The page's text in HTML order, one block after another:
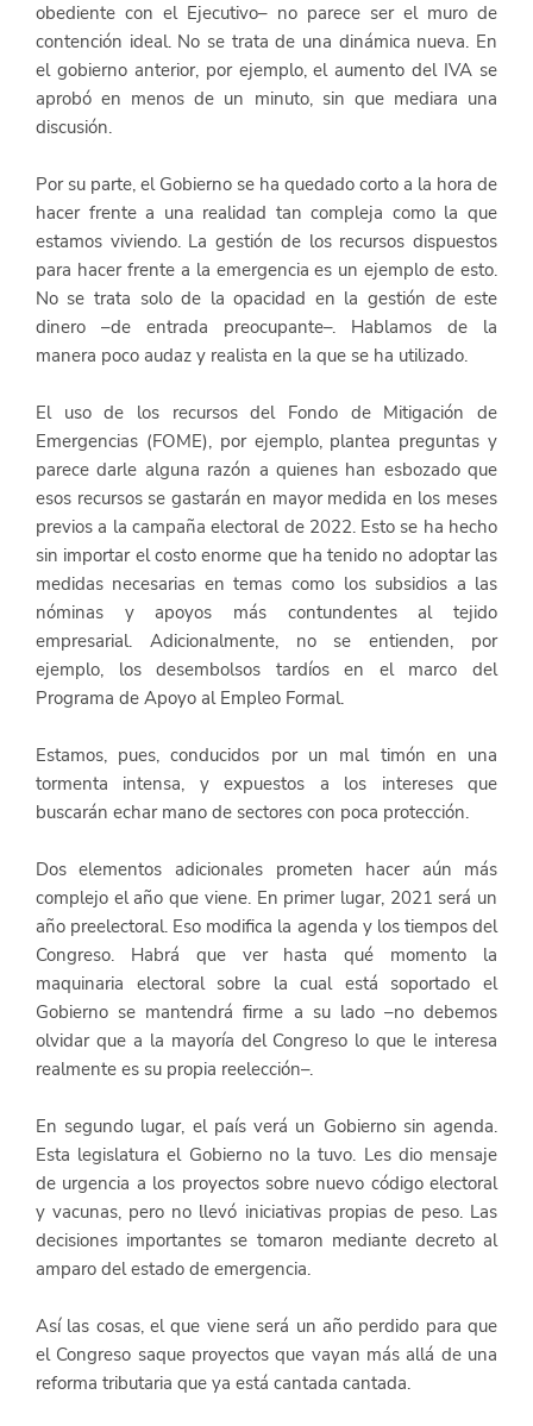
obediente con el Ejecutivo– no parece ser el muro de
contención ideal. No se trata de una dinámica nueva. En
el gobierno anterior, por ejemplo, el aumento del IVA se
aprobó en menos de un minuto, sin que mediara una
discusión.
Por su parte, el Gobierno se ha quedado corto a la hora de
hacer frente a una realidad tan compleja como la que
estamos viviendo. La gestión de los recursos dispuestos
para hacer frente a la emergencia es un ejemplo de esto.
No se trata solo de la opacidad en la gestión de este
dinero –de entrada preocupante–. Hablamos de la
manera poco audaz y realista en la que se ha utilizado.
El uso de los recursos del Fondo de Mitigación de
Emergencias (FOME), por ejemplo, plantea preguntas y
parece darle alguna razón a quienes han esbozado que
esos recursos se gastarán en mayor medida en los meses
previos a la campaña electoral de 2022. Esto se ha hecho
sin importar el costo enorme que ha tenido no adoptar las
medidas necesarias en temas como los subsidios a las
nóminas y apoyos más contundentes al tejido
empresarial. Adicionalmente, no se entienden, por
ejemplo, los desembolsos tardíos en el marco del
Programa de Apoyo al Empleo Formal.
Estamos, pues, conducidos por un mal timón en una
tormenta intensa, y expuestos a los intereses que
buscarán echar mano de sectores con poca protección.
Dos elementos adicionales prometen hacer aún más
complejo el año que viene. En primer lugar, 2021 será un
año preelectoral. Eso modifica la agenda y los tiempos del
Congreso. Habrá que ver hasta qué momento la
maquinaria electoral sobre la cual está soportado el
Gobierno se mantendrá firme a su lado –no debemos
olvidar que a la mayoría del Congreso lo que le interesa
realmente es su propia reelección–.
En segundo lugar, el país verá un Gobierno sin agenda.
Esta legislatura el Gobierno no la tuvo. Les dio mensaje
de urgencia a los proyectos sobre nuevo código electoral
y vacunas, pero no llevó iniciativas propias de peso. Las
decisiones importantes se tomaron mediante decreto al
amparo del estado de emergencia.
Así las cosas, el que viene será un año perdido para que
el Congreso saque proyectos que vayan más allá de una
reforma tributaria que ya está cantada cantada.